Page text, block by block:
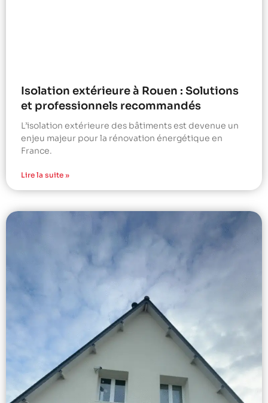
Isolation extérieure à Rouen : Solutions
et professionnels recommandés
L’isolation extérieure des bâtiments est devenue un
enjeu majeur pour la rénovation énergétique en
France.
Lire la suite »